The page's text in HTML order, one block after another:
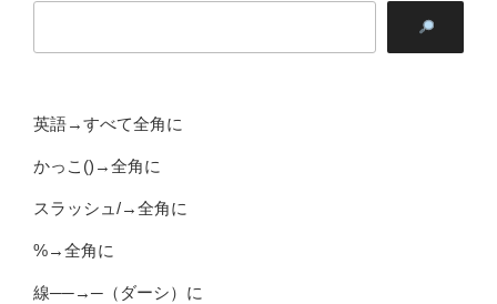
英語→すべて全角に
かっこ()→全角に
スラッシュ/→全角に
%→全角に
線──→─（ダーシ）に